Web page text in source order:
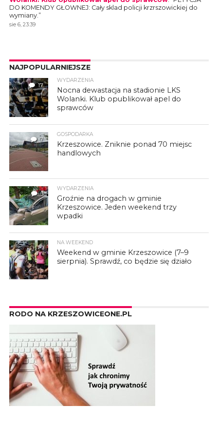
DO KOMENDY GŁOWNEJ: Cały sklad policji krzrszowickiej do
wymiany.”
sie 6, 23:39
NAJPOPULARNIEJSZE
17
WYDARZENIA
Nocna dewastacja na stadionie LKS
Wolanki. Klub opublikował apel do
sprawców
7
GOSPODARKA
Krzeszowice. Zniknie ponad 70 miejsc
handlowych
3
WYDARZENIA
Groźnie na drogach w gminie
Krzeszowice. Jeden weekend trzy
wpadki
NA WEEKEND
Weekend w gminie Krzeszowice (7–9
sierpnia). Sprawdź, co będzie się działo
RODO NA KRZESZOWICEONE.PL